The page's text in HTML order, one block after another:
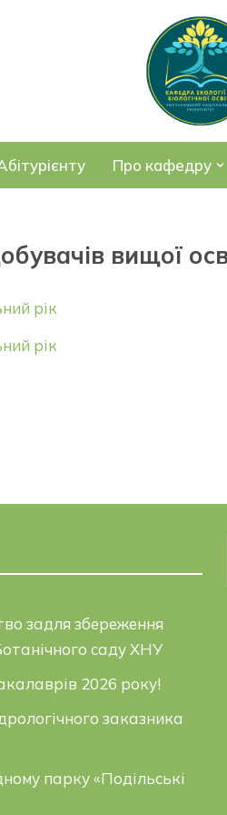
Про кафедру
вищої
рік
рік
задля збереження
саду ХНУ
2026 року!
заказника
парку «Подільські